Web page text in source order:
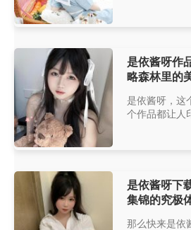
是依酱呀作
略森林里的
是依酱呀，这
个作品都让人
是依酱呀下
集锦的究极
那么快来是依